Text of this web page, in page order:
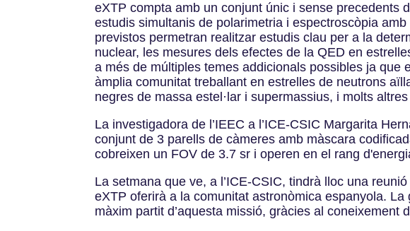
eXTP compta amb un conjunt únic i sense precedents
estudis simultanis de polarimetria i espectroscòpia
previstos permetran realitzar estudis clau per a la
nuclear, les mesures dels efectes de la QED en
a més de múltiples temes addicionals possibles ja
àmplia comunitat treballant en estrelles de neutrons
negres de massa estel·lar i supermassius, i molts
La investigadora de l’IEEC a l’ICE-CSIC Margarita
conjunt de 3 parells de càmeres amb màscara
cobreixen un FOV de 3.7 sr i operen en el rang
La setmana que ve, a l’ICE-CSIC, tindrà lloc una
eXTP oferirà a la comunitat astronòmica espanyola.
màxim partit d’aquesta missió, gràcies al coneixement